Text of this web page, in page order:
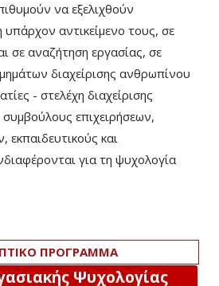
να εξελιχθούν
αντικείμενο τους, σε
σε αναζήτηση εργασίας, σε
διαχείρισης ανθρωπίνου
- στελέχη διαχείρισης
επιχειρήσεων,
εκπαιδευτικούς και
για τη ψυχολογία
ΠΡΟΓΡΑΜΜΑ
Ψυχολογίας